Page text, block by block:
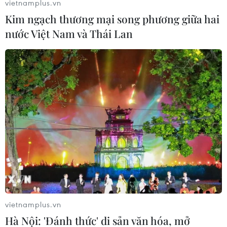
cươngquyết không trả tiền chuộc trong các vụ
bắt cóc./.
(TTXVN/Vietnam+)
vietnamplus.vn
Kim ngạch thương mại song phương giữa hai
nước Việt Nam và Thái Lan
vietnamplus.vn
Hà Nội: 'Đánh thức' di sản văn hóa, mở